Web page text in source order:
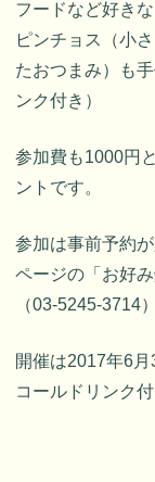
フードなど好き
ピンチョス（小
たおつまみ）も
ンク付き）
参加費も1000円
ントです。
参加は事前予約
ページの「お好
（03-5245-3714
開催は2017年6
コールドリンク